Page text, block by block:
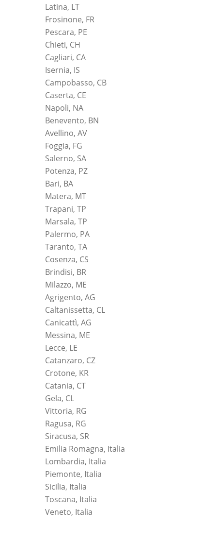
Latina, LT
Frosinone, FR
Pescara, PE
Chieti, CH
Cagliari, CA
Isernia, IS
Campobasso, CB
Caserta, CE
Napoli, NA
Benevento, BN
Avellino, AV
Foggia, FG
Salerno, SA
Potenza, PZ
Bari, BA
Matera, MT
Trapani, TP
Marsala, TP
Palermo, PA
Taranto, TA
Cosenza, CS
Brindisi, BR
Milazzo, ME
Agrigento, AG
Caltanissetta, CL
Canicattì, AG
Messina, ME
Lecce, LE
Catanzaro, CZ
Crotone, KR
Catania, CT
Gela, CL
Vittoria, RG
Ragusa, RG
Siracusa, SR
Emilia Romagna, Italia
Lombardia, Italia
Piemonte, Italia
Sicilia, Italia
Toscana, Italia
Veneto, Italia